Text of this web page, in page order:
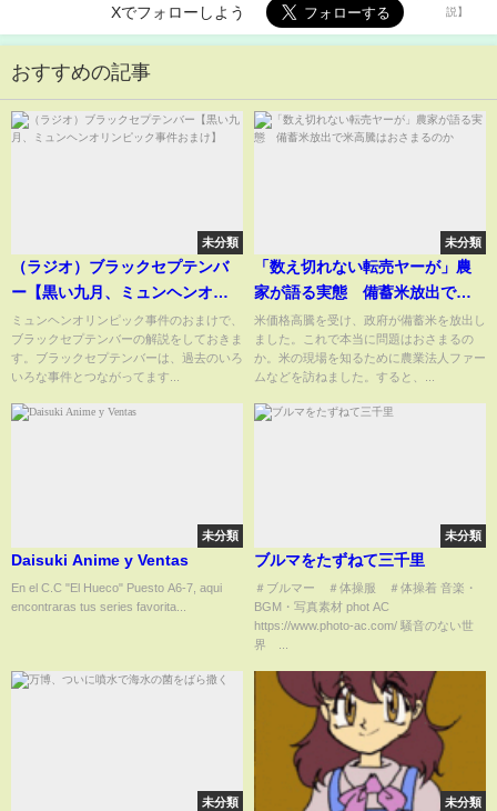
Xでフォローしよう
おすすめの記事
未分類
（ラジオ）ブラックセプテンバ
ー【黒い九月、ミュンヘンオリ
ンピック事件おまけ】
ミュンヘンオリンピック事件のおまけで、
ブラックセプテンバーの解説をしておきま
す。ブラックセプテンバーは、過去のいろ
いろな事件とつながってます...
未分類
「数え切れない転売ヤーが」農
家が語る実態 備蓄米放出で米
高騰はおさまるのか
米価格高騰を受け、政府が備蓄米を放出し
ました。これで本当に問題はおさまるの
か。米の現場を知るために農業法人ファー
ムなどを訪ねました。すると、...
未分類
Daisuki Anime y Ventas
En el C.C "El Hueco" Puesto A6-7, aqui
encontraras tus series favorita...
未分類
ブルマをたずねて三千里
＃ブルマー ＃体操服 ＃体操着 音楽・
BGM・写真素材 phot AC
https://www.photo-ac.com/ 騒音のない世
界 ...
未分類 未分類